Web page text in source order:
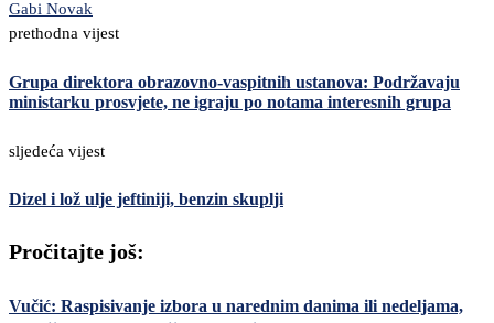
Gabi Novak
prethodna vijest
Grupa direktora obrazovno-vaspitnih ustanova: Podržavaju
ministarku prosvjete, ne igraju po notama interesnih grupa
sljedeća vijest
Dizel i lož ulje jeftiniji, benzin skuplji
Pročitajte još:
Vučić: Raspisivanje izbora u narednim danima ili nedeljama,